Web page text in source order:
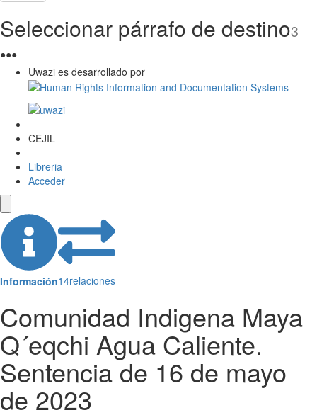
Seleccionar párrafo de destino3
●●●
Uwazi es desarrollado por
CEJIL
Libreria
Acceder
Información14relaciones
Comunidad Indigena Maya
Q´eqchi Agua Caliente.
Sentencia de 16 de mayo
de 2023